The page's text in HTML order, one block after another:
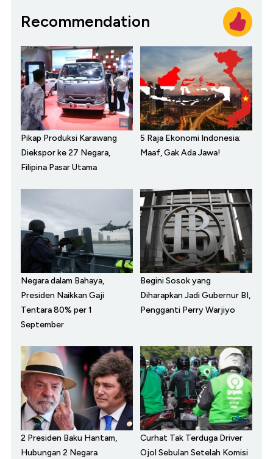
Recommendation
Pikap Produksi Karawang
Diekspor ke 27 Negara,
Filipina Pasar Utama
5 Raja Ekonomi Indonesia:
Maaf, Gak Ada Jawa!
Negara dalam Bahaya,
Presiden Naikkan Gaji
Tentara 80% per 1
September
Begini Sosok yang
Diharapkan Jadi Gubernur BI,
Pengganti Perry Warjiyo
2 Presiden Baku Hantam,
Hubungan 2 Negara
Curhat Tak Terduga Driver
Ojol Sebulan Setelah Komisi